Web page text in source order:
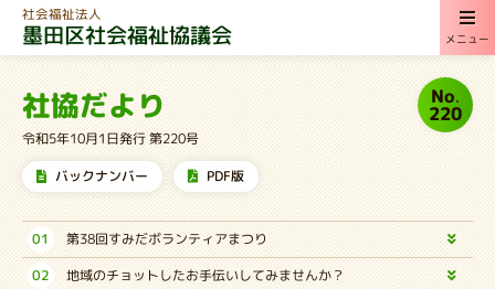
社会福祉法人
墨田区社会福祉協議会
社協だより No.
220
令和5年10月1日発行 第220号
バックナンバー PDF版
01 第38回すみだボランティアまつり
02 地域のチョットしたお手伝いしてみませんか？
メニュー